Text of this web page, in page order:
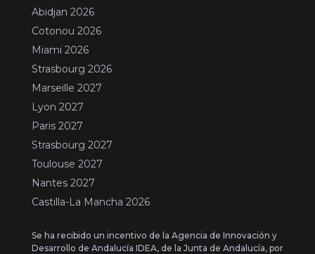
Abidjan 2026
Cotonou 2026
Miami 2026
Strasbourg 2026
Marseille 2027
Lyon 2027
Paris 2027
Strasbourg 2027
Toulouse 2027
Nantes 2027
Castilla-La Mancha 2026
Se ha recibido un incentivo de la Agencia de Innovación y
Desarrollo de Andalucía IDEA, de la Junta de Andalucía, por